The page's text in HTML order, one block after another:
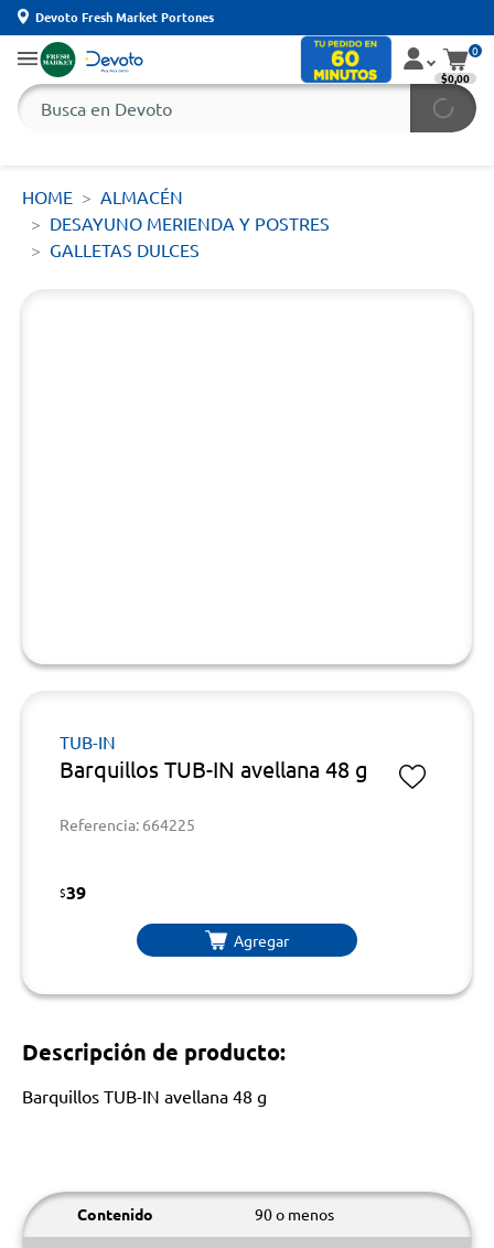
Devoto Fresh Market Portones
0
$0,00
HOME
ALMACÉN
DESAYUNO MERIENDA Y POSTRES
GALLETAS DULCES
TUB-IN
Barquillos TUB-IN avellana 48 g
Referencia: 664225
$39
Agregar
Descripción de producto:
Barquillos TUB-IN avellana 48 g
Contenido 90 o menos